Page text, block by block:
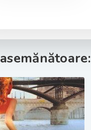
asemănătoare: